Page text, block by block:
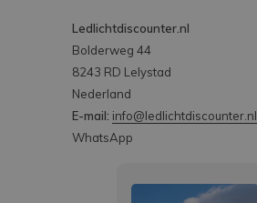
Ledlichtdiscounter.nl
Bolderweg 44
8243 RD Lelystad
Nederland
E-mail: info@ledlichtdiscounter.nl
WhatsApp